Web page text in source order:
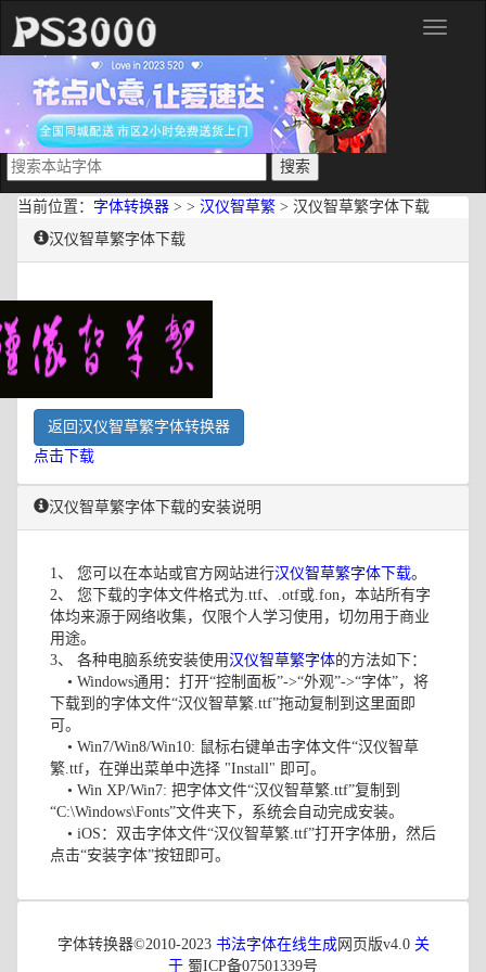
分
当前位置： 字体转换器 > > 汉仪智草繁 > 汉仪智草繁字体下载
汉仪智草繁字体下载
返回汉仪智草繁字体转换器
点击下载
汉仪智草繁字体下载的安装说明
1、 您可以在本站或官方网站进行汉仪智草繁字体下载。
2、 您下载的字体文件格式为.ttf、.otf或.fon，本站所有字
体均来源于网络收集，仅限个人学习使用，切勿用于商业
用途。
3、 各种电脑系统安装使用汉仪智草繁字体的方法如下：
• Windows通用：打开“控制面板”->“外观”->“字体”，将
下载到的字体文件“汉仪智草繁.ttf”拖动复制到这里面即
可。
• Win7/Win8/Win10: 鼠标右键单击字体文件“汉仪智草
繁.ttf，在弹出菜单中选择 "Install" 即可。
• Win XP/Win7: 把字体文件“汉仪智草繁.ttf”复制到
“C:\Windows\Fonts”文件夹下，系统会自动完成安装。
• iOS：双击字体文件“汉仪智草繁.ttf”打开字体册，然后
点击“安装字体”按钮即可。
字体转换器©2010-2023 书法字体在线生成网页版v4.0 关
于 蜀ICP备07501339号